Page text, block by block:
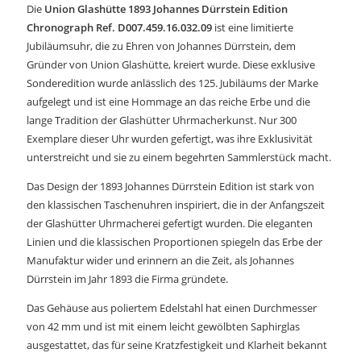
Die Union Glashütte 1893 Johannes Dürrstein Edition
Chronograph Ref. D007.459.16.032.09 ist eine limitierte
Jubiläumsuhr, die zu Ehren von Johannes Dürrstein, dem
Gründer von Union Glashütte, kreiert wurde. Diese exklusive
Sonderedition wurde anlässlich des 125. Jubiläums der Marke
aufgelegt und ist eine Hommage an das reiche Erbe und die
lange Tradition der Glashütter Uhrmacherkunst. Nur 300
Exemplare dieser Uhr wurden gefertigt, was ihre Exklusivität
unterstreicht und sie zu einem begehrten Sammlerstück macht.
Das Design der 1893 Johannes Dürrstein Edition ist stark von
den klassischen Taschenuhren inspiriert, die in der Anfangszeit
der Glashütter Uhrmacherei gefertigt wurden. Die eleganten
Linien und die klassischen Proportionen spiegeln das Erbe der
Manufaktur wider und erinnern an die Zeit, als Johannes
Dürrstein im Jahr 1893 die Firma gründete.
Das Gehäuse aus poliertem Edelstahl hat einen Durchmesser
von 42 mm und ist mit einem leicht gewölbten Saphirglas
ausgestattet, das für seine Kratzfestigkeit und Klarheit bekannt